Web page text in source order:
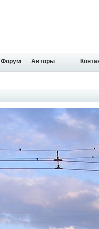
Форум Авторы